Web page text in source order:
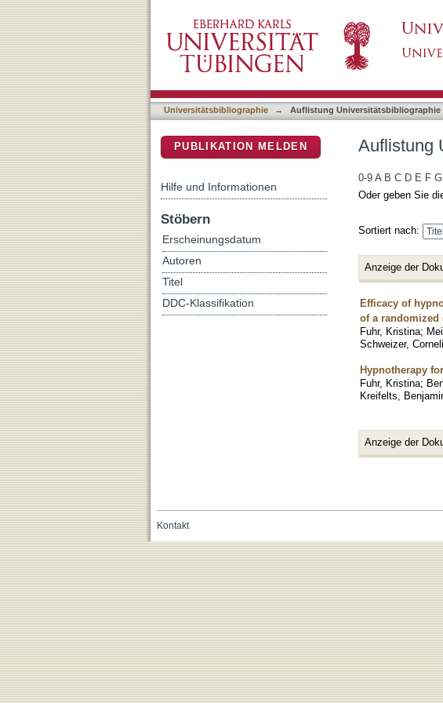
Universitätsbibliographie → Auflistung Universitätsbibliographie
Auflistung
0-9 A B C D E F G
Oder geben Sie
Sortiert nach:
Anzeige der
Efficacy of
of a
Fuhr, Kristina;
Schweizer,
Hypnotherapy
Fuhr, Kristina;
Kreifelts,
Anzeige der
PUBLIKATION MELDEN
Hilfe und Informationen
Stöbern
Erscheinungsdatum
Autoren
Titel
DDC-Klassifikation
Kontakt